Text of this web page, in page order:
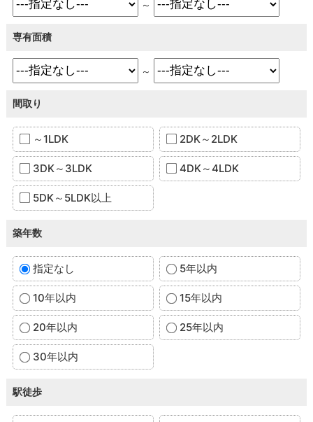
～
専有面積
～
間取り
～1LDK 2DK～2LDK
3DK～3LDK 4DK～4LDK
5DK～5LDK以上
築年数
指定なし 5年以内
10年以内 15年以内
20年以内 25年以内
30年以内
駅徒歩